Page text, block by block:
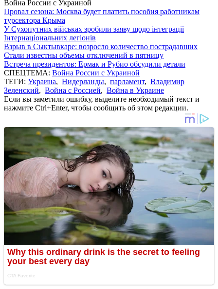
Война России с Украиной
Провал сезона: Москва будет платить пособия работникам
турсектора Крыма
У Сухопутних військах зробили заяву щодо інтеграції
Інтернаціональних легіонів
Взрыв в Сыктывкаре: возросло количество пострадавших
Стали известны объемы отключений в пятницу
Встреча президентов: Ермак и Рубио обсудили детали
СПЕЦТЕМА: Война России с Украиной
ТЕГИ: Украина, Нидерланды, парламент, Владимир
Зеленский, Война с Россией, Война в Украине
Если вы заметили ошибку, выделите необходимый текст и
нажмите Ctrl+Enter, чтобы сообщить об этом редакции.